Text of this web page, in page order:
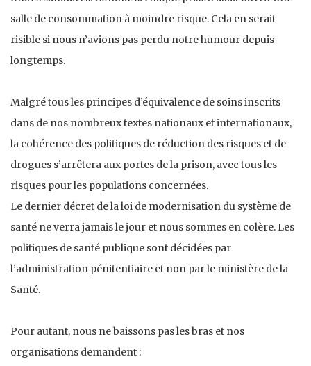
salle de consommation à moindre risque. Cela en serait
risible si nous n’avions pas perdu notre humour depuis
longtemps.
Malgré tous les principes d’équivalence de soins inscrits
dans de nos nombreux textes nationaux et internationaux,
la cohérence des politiques de réduction des risques et de
drogues s’arrêtera aux portes de la prison, avec tous les
risques pour les populations concernées.
Le dernier décret de la loi de modernisation du système de
santé ne verra jamais le jour et nous sommes en colère. Les
politiques de santé publique sont décidées par
l’administration pénitentiaire et non par le ministère de la
Santé.
Pour autant, nous ne baissons pas les bras et nos
organisations demandent :